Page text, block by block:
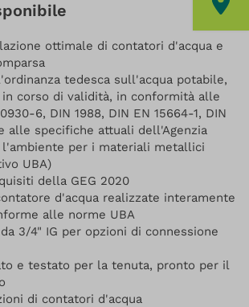
ottimale di contatori d'acqua e
tedesca sull'acqua potabile,
corso di validità, in conformità alle
6, DIN 1988, DIN EN 15664-1, DIN
alle specifiche attuali dell'Agenzia
per i materiali metallici
UBA)
della GEG 2020
d'acqua realizzate interamente
alle norme UBA
3/4" IG per opzioni di connessione
e testato per la tenuta, pronto per il
di contatori d'acqua